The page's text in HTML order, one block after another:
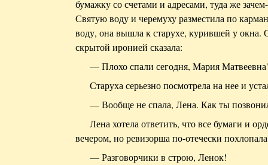
бумажку со счетами и адресами, туда же
Святую воду и черемуху разместила по
воду, она вышла к старухе, курившей у окна.
скрытой иронией сказала:
— Плохо спали сегодня, Мария
Старуха серьезно посмотрела на нее и
— Вообще не спала, Лена. Как ты
Лена хотела ответить, что все бумаги и
вечером, но ревизорша по-отечески
— Разговорчики в строю, Ленок!